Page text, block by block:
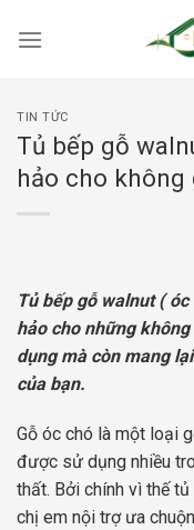
TIN TỨC
Tủ bếp gỗ
hảo cho không
Tủ bếp gỗ walnut (
hảo cho những
dụng mà còn mang
của bạn.
Gỗ óc chó là một loại
được sử dụng nhiều
thất. Bởi chính vì thế
chị em nội trợ ưa